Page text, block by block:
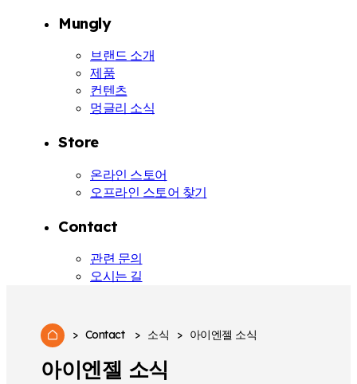
Mungly
브랜드 소개
제품
컨텐츠
멍글리 소식
Store
온라인 스토어
오프라인 스토어 찾기
Contact
관련 문의
오시는 길
> Contact > 소식 > 아이엔젤 소식
아이엔젤 소식